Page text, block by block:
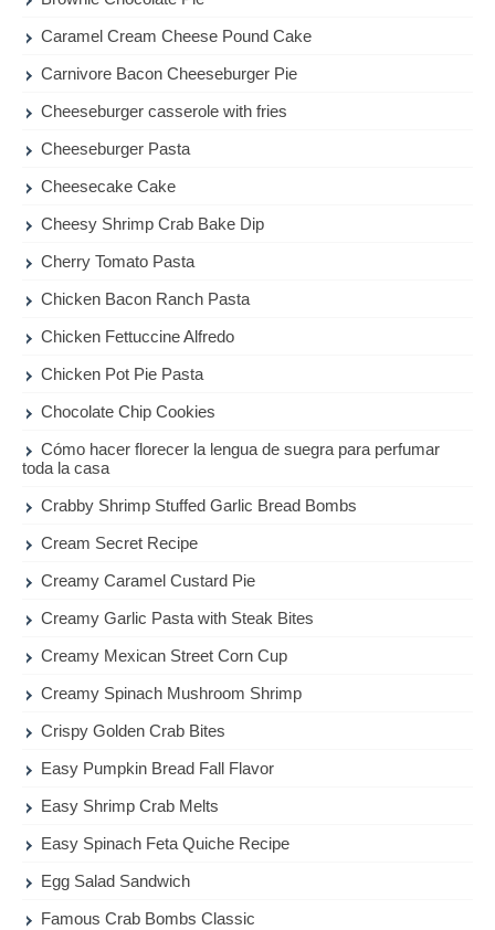
Caramel Cream Cheese Pound Cake
Carnivore Bacon Cheeseburger Pie
Cheeseburger casserole with fries
Cheeseburger Pasta
Cheesecake Cake
Cheesy Shrimp Crab Bake Dip
Cherry Tomato Pasta
Chicken Bacon Ranch Pasta
Chicken Fettuccine Alfredo
Chicken Pot Pie Pasta
Chocolate Chip Cookies
Cómo hacer florecer la lengua de suegra para perfumar
toda la casa
Crabby Shrimp Stuffed Garlic Bread Bombs
Cream Secret Recipe
Creamy Caramel Custard Pie
Creamy Garlic Pasta with Steak Bites
Creamy Mexican Street Corn Cup
Creamy Spinach Mushroom Shrimp
Crispy Golden Crab Bites
Easy Pumpkin Bread Fall Flavor
Easy Shrimp Crab Melts
Easy Spinach Feta Quiche Recipe
Egg Salad Sandwich
Famous Crab Bombs Classic